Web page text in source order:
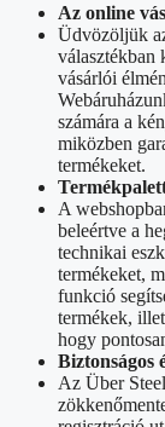
Az online
Üdvözöljük
választékban
vásárlói
számára a
miközben
termékeket.
A
beleértve a
technikai
termékeket,
funkció
termékek,
hogy
Biztonságos
Az Über